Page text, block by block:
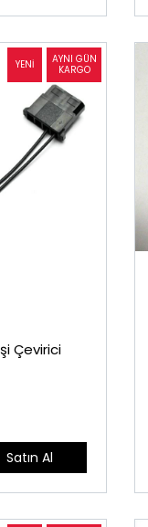
Çevirici
Satın Al